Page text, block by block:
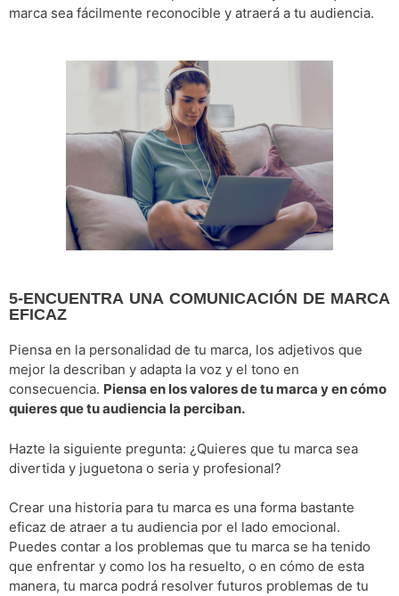
marca sea fácilmente reconocible y atraerá a tu audiencia.
5-ENCUENTRA UNA COMUNICACIÓN DE MARCA
EFICAZ
Piensa en la personalidad de tu marca, los adjetivos que
mejor la describan y adapta la voz y el tono en
consecuencia. Piensa en los valores de tu marca y en cómo
quieres que tu audiencia la perciban.
Hazte la siguiente pregunta: ¿Quieres que tu marca sea
divertida y juguetona o seria y profesional?
Crear una historia para tu marca es una forma bastante
eficaz de atraer a tu audiencia por el lado emocional.
Puedes contar a los problemas que tu marca se ha tenido
que enfrentar y como los ha resuelto, o en cómo de esta
manera, tu marca podrá resolver futuros problemas de tu